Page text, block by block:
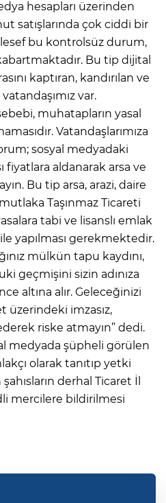
hesapları üzerinden
satışlarında çok ciddi bir
bu kontrolsüz durum,
kabartmaktadır. Bu tip dijital
kaptıran, kandırılan ve
var.
muhatapların yasal
Vatandaşlarımıza
sosyal medyadaki
fiyatlara aldanarak arsa ve
Bu tip arsa, arazi, daire
Taşınmaz Ticareti
tabi ve lisanslı emlak
ile yapılması gerekmektedir.
mülkün tapu kaydını,
geçmişini sizin adınıza
altına alır. Geleceğinizi
imzasız,
riske atmayın” dedi.
medyada şüpheli görülen
olarak tanıtıp yetki
derhal Ticaret İl
mercilere bildirilmesi